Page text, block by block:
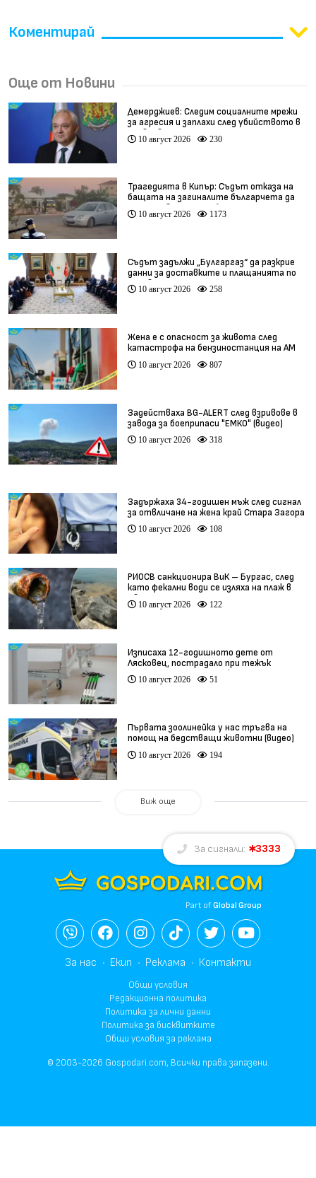
Коментирай
Още от Новини
Демерджиев: Следим социалните мрежи
за агресия и заплахи след убийството в
Пловдив
10 август 2026 230
Трагедията в Кипър: Съдът отказа на
бащата на загиналите българчета да
присъства на погребението
10 август 2026 1173
Съдът задължи „Булгаргаз“ да разкрие
данни за доставките и плащанията по
договора с „Боташ“
10 август 2026 258
Жена е с опасност за живота след
катастрофа на бензиностанция на АМ
„Хемус“
10 август 2026 807
Задействаха BG-ALERT след взривове в
завода за боеприпаси "ЕМКО" (видео)
10 август 2026 318
Задържаха 34-годишен мъж след сигнал
за отвличане на жена край Стара Загора
10 август 2026 108
РИОСВ санкционира ВиК – Бургас, след
като фекални води се изляха на плаж в
Свети Влас
10 август 2026 122
Изписаха 12-годишното дете от
Лясковец, пострадало при тежък
инцидент с тротинетка
10 август 2026 51
Първата зоолинейка у нас тръгва на
помощ на бедстващи животни (видео)
10 август 2026 194
Виж още
За сигнали: 3333
Part ofGlobal Group
За нас Екип Реклама Контакти
Общи условия
Редакционна политика
Политика за лични данни
Политика за бисквитките
Общи условия за реклама
© 2003-2026 Gospodari.com, Всички права запазени.